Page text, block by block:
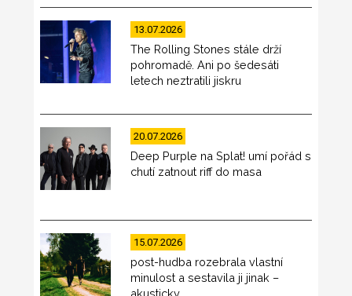
13.07.2026
The Rolling Stones stále drží
pohromadě. Ani po šedesáti
letech neztratili jiskru
20.07.2026
Deep Purple na Splat! umí pořád s
chutí zatnout riff do masa
15.07.2026
post-hudba rozebrala vlastní
minulost a sestavila ji jinak –
akusticky